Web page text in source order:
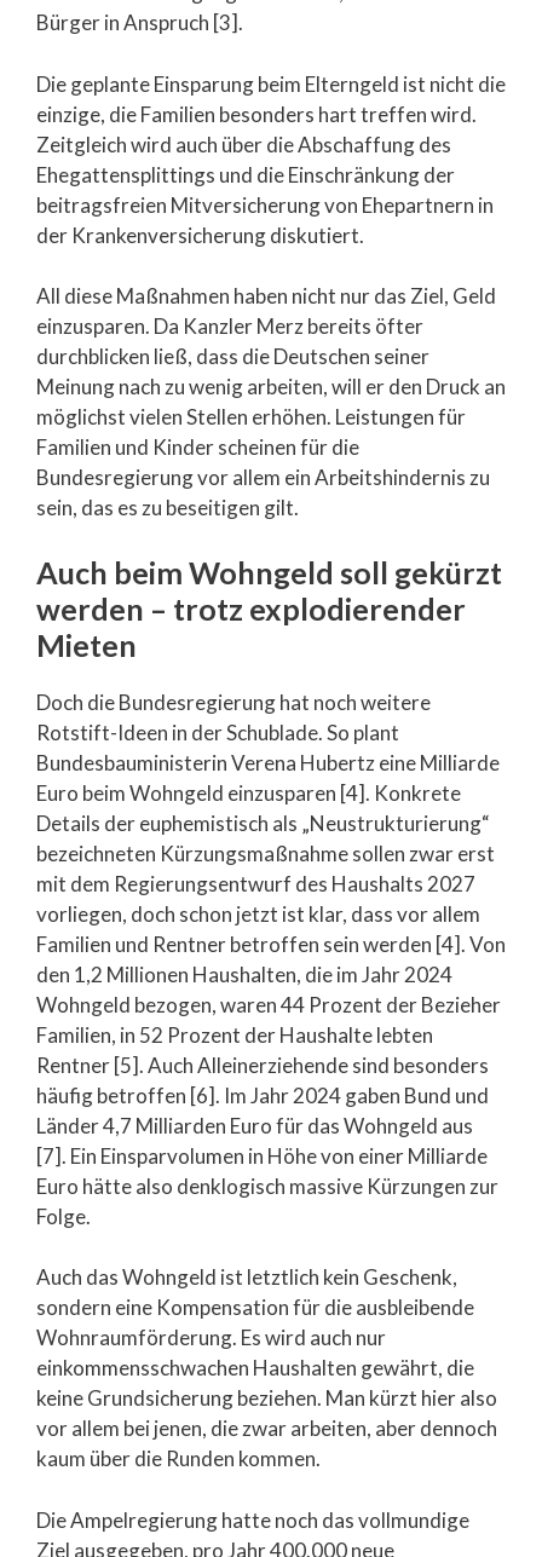
Bürger in Anspruch [3].
Die geplante Einsparung beim Elterngeld ist nicht die
einzige, die Familien besonders hart treffen wird.
Zeitgleich wird auch über die Abschaffung des
Ehegattensplittings und die Einschränkung der
beitragsfreien Mitversicherung von Ehepartnern in
der Krankenversicherung diskutiert.
All diese Maßnahmen haben nicht nur das Ziel, Geld
einzusparen. Da Kanzler Merz bereits öfter
durchblicken ließ, dass die Deutschen seiner
Meinung nach zu wenig arbeiten, will er den Druck an
möglichst vielen Stellen erhöhen. Leistungen für
Familien und Kinder scheinen für die
Bundesregierung vor allem ein Arbeitshindernis zu
sein, das es zu beseitigen gilt.
Auch beim Wohngeld soll gekürzt
werden – trotz explodierender
Mieten
Doch die Bundesregierung hat noch weitere
Rotstift-Ideen in der Schublade. So plant
Bundesbauministerin Verena Hubertz eine Milliarde
Euro beim Wohngeld einzusparen [4]. Konkrete
Details der euphemistisch als „Neustrukturierung“
bezeichneten Kürzungsmaßnahme sollen zwar erst
mit dem Regierungsentwurf des Haushalts 2027
vorliegen, doch schon jetzt ist klar, dass vor allem
Familien und Rentner betroffen sein werden [4]. Von
den 1,2 Millionen Haushalten, die im Jahr 2024
Wohngeld bezogen, waren 44 Prozent der Bezieher
Familien, in 52 Prozent der Haushalte lebten
Rentner [5]. Auch Alleinerziehende sind besonders
häufig betroffen [6]. Im Jahr 2024 gaben Bund und
Länder 4,7 Milliarden Euro für das Wohngeld aus
[7]. Ein Einsparvolumen in Höhe von einer Milliarde
Euro hätte also denklogisch massive Kürzungen zur
Folge.
Auch das Wohngeld ist letztlich kein Geschenk,
sondern eine Kompensation für die ausbleibende
Wohnraumförderung. Es wird auch nur
einkommensschwachen Haushalten gewährt, die
keine Grundsicherung beziehen. Man kürzt hier also
vor allem bei jenen, die zwar arbeiten, aber dennoch
kaum über die Runden kommen.
Die Ampelregierung hatte noch das vollmundige
Ziel ausgegeben, pro Jahr 400.000 neue